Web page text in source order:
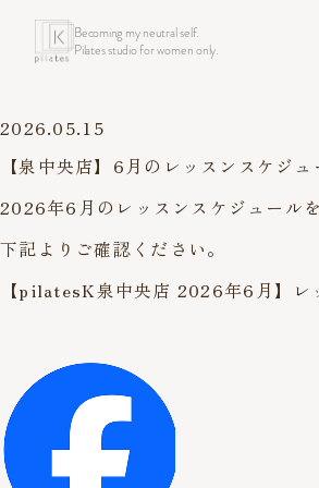
Becoming my neutral self.
Pilates studio for women only.
2026.05.15
【泉中央店】6月のレッスンスケジ
2026年6月のレッスンスケジュール
下記よりご確認ください。
【pilatesK泉中央店 2026年6月】